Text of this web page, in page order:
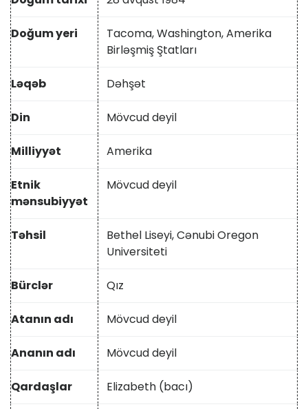
Doğum yeri
Tacoma, Washington, Amerika
Birləşmiş Ştatları
Ləqəb Dəhşət
Din Mövcud deyil
Milliyyət Amerika
Etnik
mənsubiyyət
Mövcud deyil
Təhsil
Bethel Liseyi, Cənubi Oregon
Universiteti
Bürclər Qız
Atanın adı Mövcud deyil
Ananın adı Mövcud deyil
Qardaşlar Elizabeth (bacı)